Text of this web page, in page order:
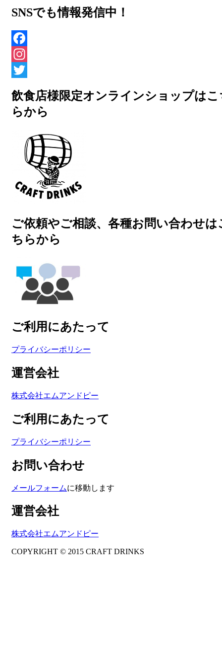
SNSでも情報発信中！
Facebook
Instagram
飲食店様限定オンラインショップはこ
らから
ご依頼やご相談、各種お問い合わせは
ちらから
ご利用にあたって
プライバシーポリシー
運営会社
株式会社エムアンドピー
ご利用にあたって
プライバシーポリシー
お問い合わせ
メールフォームに移動します
運営会社
株式会社エムアンドピー
COPYRIGHT © 2015 CRAFT DRINKS